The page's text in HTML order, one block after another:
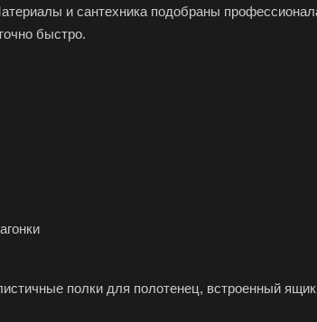
и сантехника подобраны
быстро.
полки для полотенец, встроенный